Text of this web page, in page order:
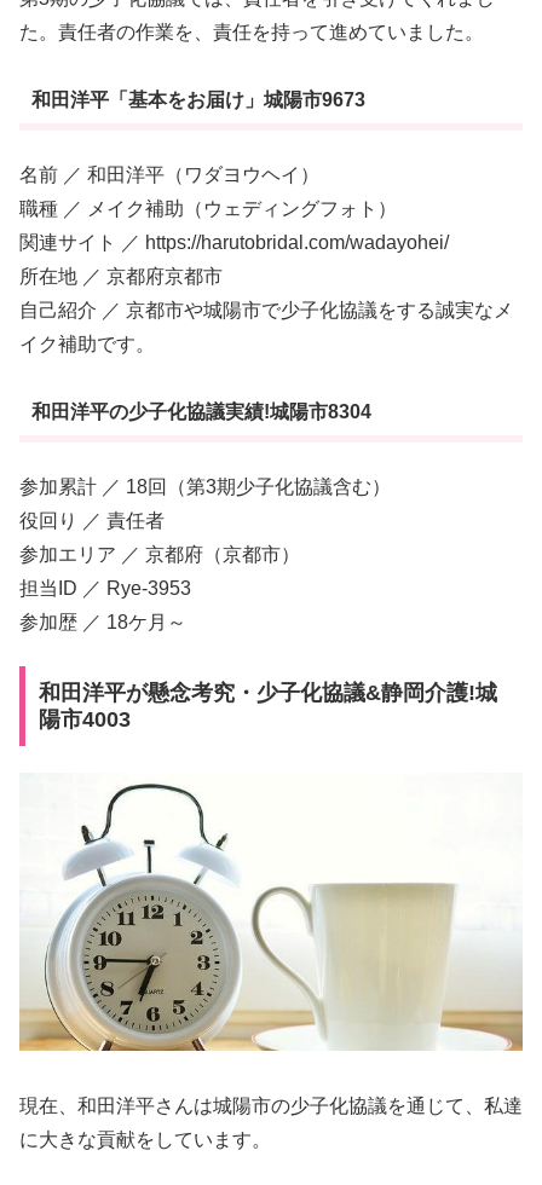
た。責任者の作業を、責任を持って進めていました。
和田洋平「基本をお届け」城陽市9673
名前 ／ 和田洋平（ワダヨウヘイ）
職種 ／ メイク補助（ウェディングフォト）
関連サイト ／ https://harutobridal.com/wadayohei/
所在地 ／ 京都府京都市
自己紹介 ／ 京都市や城陽市で少子化協議をする誠実なメ
イク補助です。
和田洋平の少子化協議実績!城陽市8304
参加累計 ／ 18回（第3期少子化協議含む）
役回り ／ 責任者
参加エリア ／ 京都府（京都市）
担当ID ／ Rye-3953
参加歴 ／ 18ケ月～
和田洋平が懸念考究・少子化協議&静岡介護!城
陽市4003
現在、和田洋平さんは城陽市の少子化協議を通じて、私達
に大きな貢献をしています。